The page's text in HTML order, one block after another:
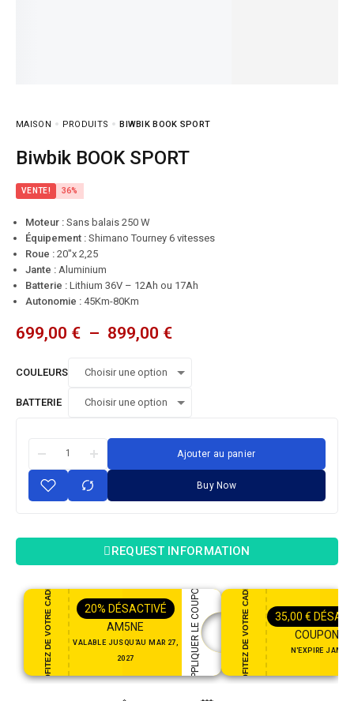
MAISON PRODUITS BIWBIK BOOK SPORT
Biwbik BOOK SPORT
VENTE! 36%
Moteur : Sans balais 250 W
Équipement : Shimano Tourney 6 vitesses
Roue : 20″x 2,25
Jante : Aluminium
Batterie : Lithium 36V – 12Ah ou 17Ah
Autonomie : 45Km-80Km
699,00 € – 899,00 €
COULEURS
BATTERIE
Ajouter au panier
Buy Now
REQUEST INFORMATION
PROFITEZ DE VOTRE CADEAU 20% DÉSACTIVÉ
AM5NE
VALABLE JUSQU'AU MAR 27,
2027
APPLIQUER LE COUPON PROFITEZ DE VOTRE CADEAU 35,00 €
COUPON35
N'EXPIRE